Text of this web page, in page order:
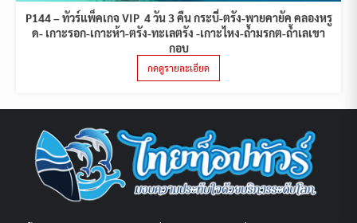
P144 – ทัวร์แพ็คเกจ VIP 4 วัน 3 คืน กระบี่-ตรัง-พายคายัค คลองหรู
ด- เกาะรอก-เกาะห้า-ตรัง-ทะเลตรัง -เกาะไหง-ถ้ำมรกต-ถ้ำเลเขา
กอบ
กดดูรายละเอียด